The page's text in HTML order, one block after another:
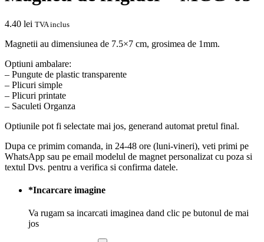
4.40 lei TVA inclus
Magnetii au dimensiunea de 7.5×7 cm, grosimea de 1mm.
Optiuni ambalare:
– Pungute de plastic transparente
– Plicuri simple
– Plicuri printate
– Saculeti Organza
Optiunile pot fi selectate mai jos, generand automat pretul final.
Dupa ce primim comanda, in 24-48 ore (luni-vineri), veti primi pe
WhatsApp sau pe email modelul de magnet personalizat cu poza si
textul Dvs. pentru a verifica si confirma datele.
*Incarcare imagine
Va rugam sa incarcati imaginea dand clic pe butonul de mai
jos